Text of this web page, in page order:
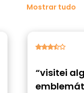
Mostrar tudo
“visitei